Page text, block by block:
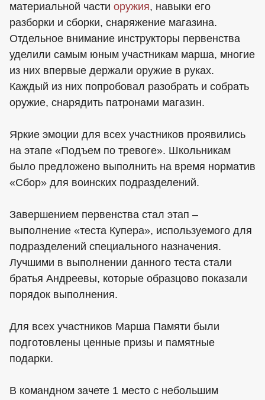
материальной части оружия, навыки его
разборки и сборки, снаряжение магазина.
Отдельное внимание инструкторы первенства
уделили самым юным участникам марша, многие
из них впервые держали оружие в руках.
Каждый из них попробовал разобрать и собрать
оружие, снарядить патронами магазин.
Яркие эмоции для всех участников проявились
на этапе «Подъем по тревоге». Школьникам
было предложено выполнить на время норматив
«Сбор» для воинских подразделений.
Завершением первенства стал этап –
выполнение «теста Купера», используемого для
подразделений специального назначения.
Лучшими в выполнении данного теста стали
братья Андреевы, которые образцово показали
порядок выполнения.
Для всех участников Марша Памяти были
подготовлены ценные призы и памятные
подарки.
В командном зачете 1 место с небольшим